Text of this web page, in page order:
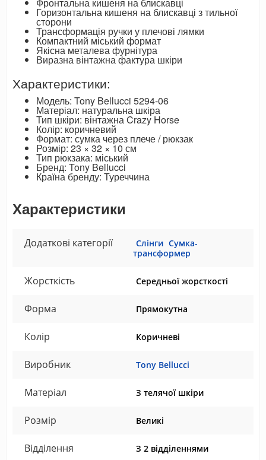
Фронтальна кишеня на блискавці
Горизонтальна кишеня на блискавці з тильної
сторони
Трансформація ручки у плечові лямки
Компактний міський формат
Якісна металева фурнітура
Виразна вінтажна фактура шкіри
Характеристики:
Модель: Tony Bellucci 5294-06
Матеріал: натуральна шкіра
Тип шкіри: вінтажна Crazy Horse
Колір: коричневий
Формат: сумка через плече / рюкзак
Розмір: 23 × 32 × 10 см
Тип рюкзака: міський
Бренд: Tony Bellucci
Країна бренду: Туреччина
Характеристики
Додаткові категорії Слінги Сумка-
трансформер
Жорсткість Середньої жорсткості
Форма Прямокутна
Колір Коричневі
Виробник Tony Bellucci
Матеріал З телячої шкіри
Розмір Великі
Відділення З 2 відділеннями